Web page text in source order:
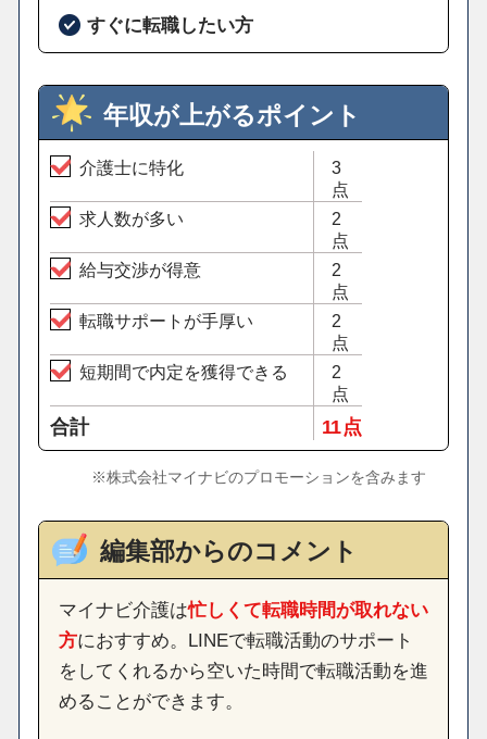
すぐに転職したい方
年収が上がるポイント
介護士に特化
3
点
求人数が多い
2
点
給与交渉が得意
2
点
転職サポートが手厚い
2
点
短期間で内定を獲得できる
2
点
合計 11 点
※株式会社マイナビのプロモーションを含みます
編集部からのコメント
マイナビ介護は忙しくて転職時間が取れない
方におすすめ。LINEで転職活動のサポート
をしてくれるから空いた時間で転職活動を進
めることができます。